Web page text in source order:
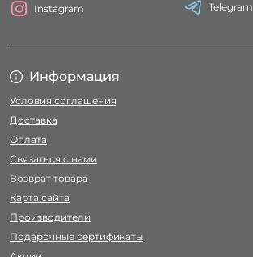
Информация
Условия соглашения
Доставка
Оплата
Связаться с нами
Возврат товара
Карта сайта
Производители
Подарочные сертификаты
Instagram Telegram